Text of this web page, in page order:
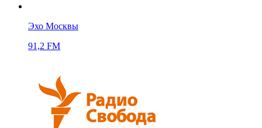
Эхо Москвы
91,2 FM